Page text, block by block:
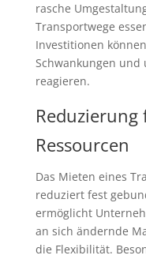
rasche
Transportwege
Investitionen
Schwankungen
reagieren.
Ressourcen
Das Mieten eines
reduziert fest
ermöglicht
an sich ändernde
die Flexibilität.